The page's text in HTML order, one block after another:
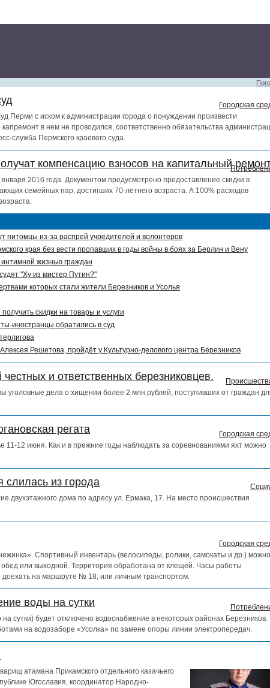
Городская
Перми с иском к администрации города о понуждении произвести
в нем не проводился, соответственно обязательства
служба Пермского краевого суда.
компенсацию взносов на капитальный
2016 года. Документом предусмотрено предоставление скидки в
семейных пар, достигших 70-летнего возраста. А 100% расходов
питомцы из-за распрей учредителей и волонтеров
края без вести пропавших в годы войны в боях за Берлин и Вену
интимной жизнью граждан
"Ху из мистер Путин?"
которых стали жители Березников и Усолья
скидки на товары и услуги
иностранцы обратились в суд
Решетова, пройдёт у Культурно-делового центра Березников
и ответственных березниковцев.
уголовные дела о хищении более 2 млн рублей, поступивших от граждан
регата
Городская
11-12 июня. Как и в прежние годы наблюдать за соревнованиями яхт можно
из города
двухэтажного дома по адресу ул. Ермака, 17. На место происшествия
Городская
Спортивный инвентарь (велосипеды, ролики, самокаты и др.) можно
или выходной. Территория обработана от клещей. Часы работы
на маршруте № 18, или личным транспортом.
воды на сутки
сутки) будет отключено водоснабжение в некоторых районах Березников.
на водозаборе «Усолка» по замене опоры линии электропередач.
атамана Прикамского отдельного казачьего
Югославия, координатор Народно-